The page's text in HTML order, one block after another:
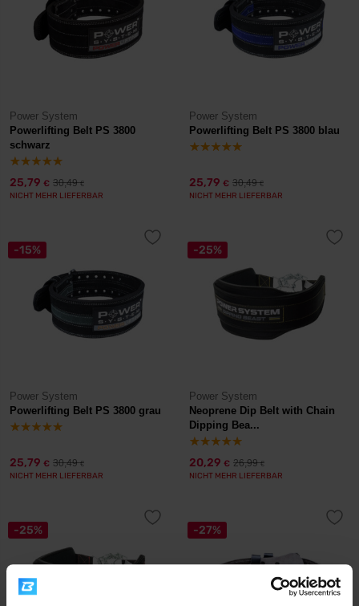
Power System
Powerlifting Belt PS 3800
schwarz
25,79 € 30,49€
NICHT MEHR LIEFERBAR
Power System
Powerlifting Belt PS 3800 blau
25,79 € 30,49€
NICHT MEHR LIEFERBAR
-15%
Power System
Powerlifting Belt PS 3800 grau
25,79 € 30,49€
NICHT MEHR LIEFERBAR
-25%
Power System
Neoprene Dip Belt with Chain
Dipping Bea...
20,29 € 26,99€
NICHT MEHR LIEFERBAR
-25% -27%